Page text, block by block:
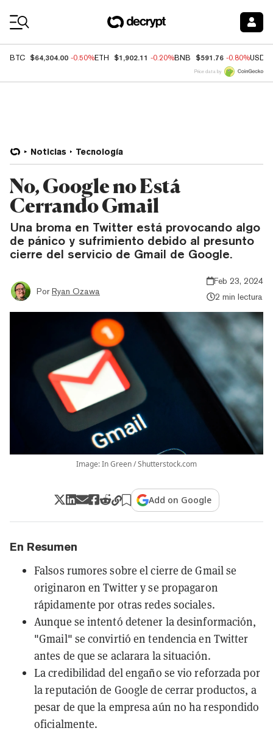
BTC $64,304.00 -0.50%ETH $1,902.11 -0.20%BNB $591.76 -0.80%USDC
Price data by
Noticias Tecnología
No, Google no Está
Cerrando Gmail
Una broma en Twitter está provocando algo
de pánico y sufrimiento debido al presunto
cierre del servicio de Gmail de Google.
Por Ryan Ozawa
Feb 23, 2024
2 min lectura
Image: In Green / Shutterstock.com
Add on Google
En Resumen
Falsos rumores sobre el cierre de Gmail se
originaron en Twitter y se propagaron
rápidamente por otras redes sociales.
Aunque se intentó detener la desinformación,
"Gmail" se convirtió en tendencia en Twitter
antes de que se aclarara la situación.
La credibilidad del engaño se vio reforzada por
la reputación de Google de cerrar productos, a
pesar de que la empresa aún no ha respondido
oficialmente.